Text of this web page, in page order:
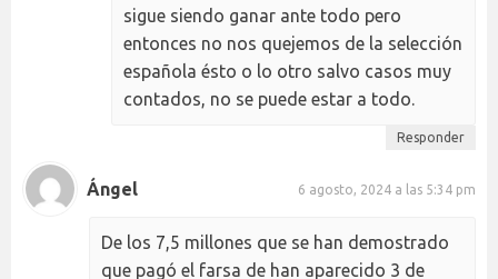
sigue siendo ganar ante todo pero
entonces no nos quejemos de la selección
española ésto o lo otro salvo casos muy
contados, no se puede estar a todo.
Responder
Ángel 6 agosto, 2024 a las 5:34 pm
De los 7,5 millones que se han demostrado
que pagó el farsa de han aparecido 3 de